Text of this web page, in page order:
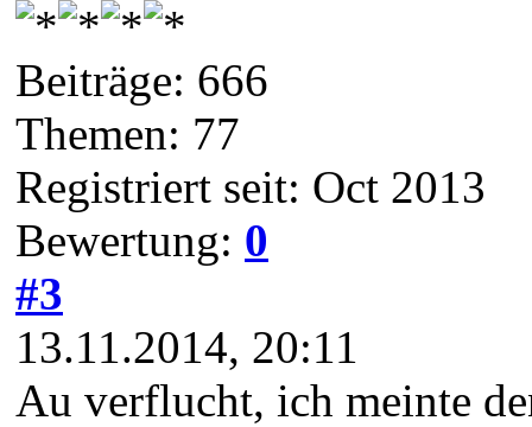
Beiträge: 666
Themen: 77
Registriert seit: Oct 2013
Bewertung: 0
#3
13.11.2014, 20:11
Au verflucht, ich meinte